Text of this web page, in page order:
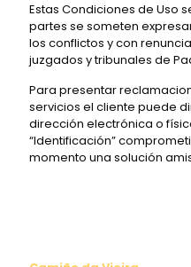
Estas Condiciones de Uso
partes se someten
los conflictos y con
juzgados y tribunales de
Para presentar
servicios el cliente puede
dirección electrónica o
“Identificación”
momento una solución